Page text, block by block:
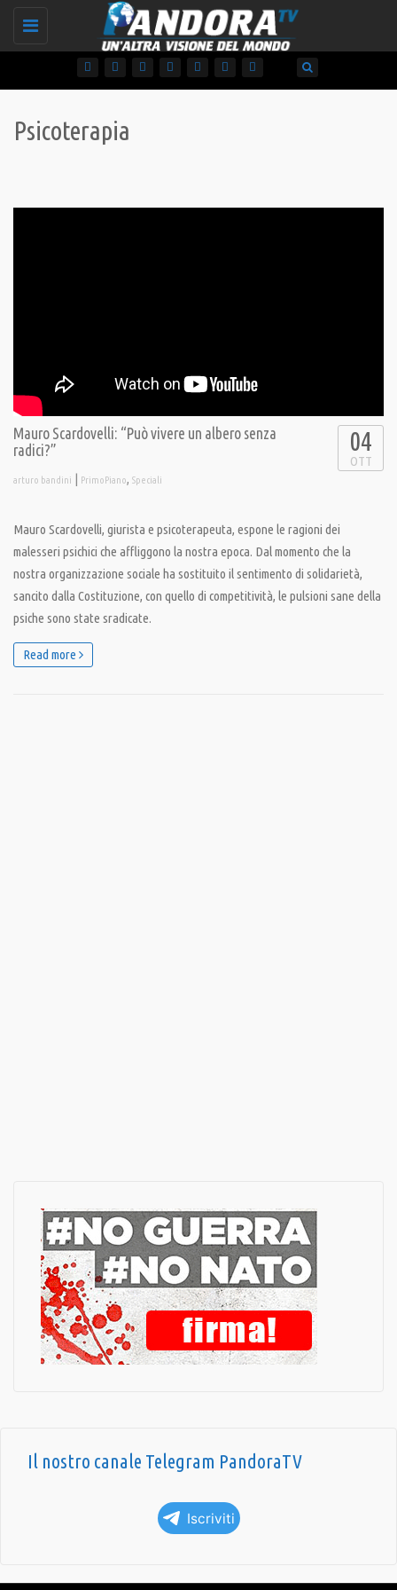
Toggle
Psicoterapia
Mauro Scardovelli: “Può vivere un albero senza
radici?”
arturo bandini | PrimoPiano, Speciali
04
OTT
Mauro Scardovelli, giurista e psicoterapeuta, espone le ragioni dei
malesseri psichici che affliggono la nostra epoca. Dal momento che la
nostra organizzazione sociale ha sostituito il sentimento di solidarietà,
sancito dalla Costituzione, con quello di competitività, le pulsioni sane della
psiche sono state sradicate.
Read more
Il nostro canale Telegram PandoraTV
Iscriviti